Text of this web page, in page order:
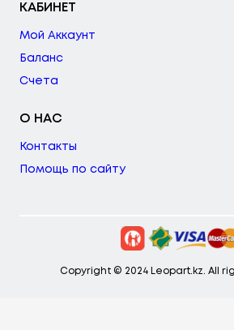
КАБИНЕТ
Мой Аккаунт
Баланс
Счета
О НАС
Контакты
Помощь по сайту
Copyright © 2024 Leopart.kz. All